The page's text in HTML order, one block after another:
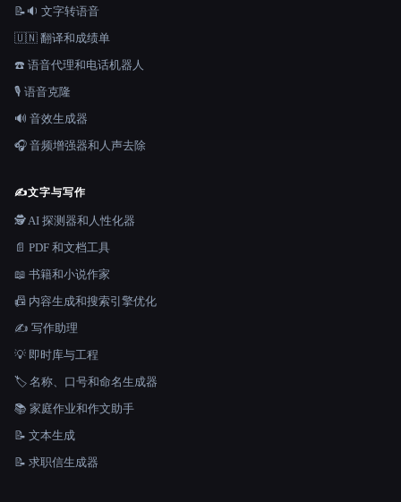
📝🔉 文字转语音
🇺🇳 翻译和成绩单
☎️ 语音代理和电话机器人
🎙️ 语音克隆
🔊 音效生成器
🎧 音频增强器和人声去除
✍️文字与写作
🕵️ AI 探测器和人性化器
📄 PDF 和文档工具
📖 书籍和小说作家
📠 内容生成和搜索引擎优化
✍️ 写作助理
💡 即时库与工程
🏷️ 名称、口号和命名生成器
📚 家庭作业和作文助手
📝 文本生成
📝 求职信生成器